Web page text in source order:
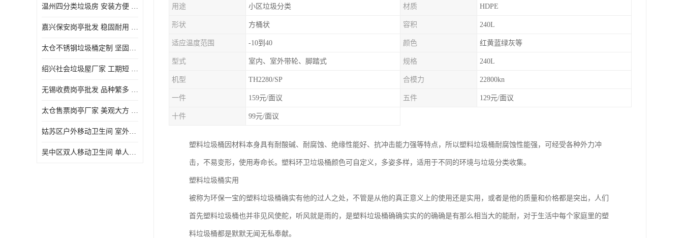
温州四分类垃圾房 安装方便 可移动位置且方便
嘉兴保安岗亭批发 稳固耐用 使用价值高
太仓不锈钢垃圾桶定制 坚固耐用 绝缘性能好
绍兴社会垃圾屋厂家 工期短 便于居民集中投放
无锡收费岗亭批发 品种繁多 适用多场合
太仓售票岗亭厂家 美观大方 使用寿命长
姑苏区户外移动卫生间 室外临时单人厕所供应厂家
吴中区双人移动卫生间 单人厕所供应厂家
用途 小区垃圾分类 材质 HDPE
形状 方桶状 容积 240L
适应温度范围 -10到40 颜色 红黄蓝绿灰等
型式 室内、室外带轮、脚踏式 规格 240L
机型 TH2280/SP 合模力 22800kn
一件 159元/面议 五件 129元/面议
十件 99元/面议
塑料垃圾桶因材料本身具有耐酸碱、耐腐蚀、绝缘性能好、抗冲击能力强等特点，所以塑料垃圾桶耐腐蚀性能强，可经受各种外力冲
击，不易变形，使用寿命长。塑料环卫垃圾桶颜色可自定义，多姿多样，适用于不同的环境与垃圾分类收集。
塑料垃圾桶实用
被称为环保一宝的塑料垃圾桶确实有他的过人之处，不管是从他的真正意义上的使用还是实用，或者是他的质量和价格都是突出，人们
首先塑料垃圾桶也并非见风使舵，听风就是雨的，是塑料垃圾桶确确实实的的确确是有那么相当大的能耐，对于生活中每个家庭里的塑
料垃圾桶都是默默无闻无私奉献。